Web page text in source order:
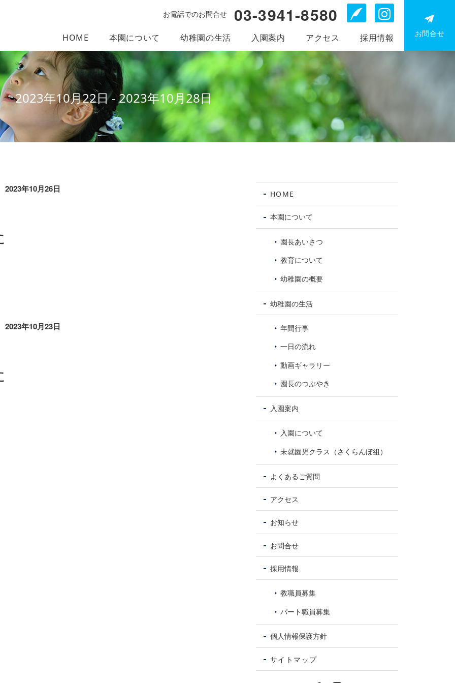
2023年10月22日 - 2023年10月28日
2023年10月26日
2023年10月23日
HOME
本園について
園長あいさつ
教育について
幼稚園の概要
幼稚園の生活
年間行事
一日の流れ
動画ギャラリー
園長のつぶやき
入園案内
入園について
未就園児クラス（さくらんぼ組）
よくあるご質問
アクセス
お知らせ
お問合せ
採用情報
教職員募集
パート職員募集
個人情報保護方針
サイトマップ
お電話でのお問合せ 03-3941-8580 Blog
HOME 本園について 幼稚園の生活 入園案内 アクセス 採用情報 お問合せ